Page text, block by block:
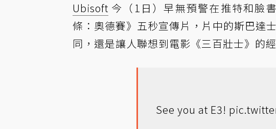
Ubisoft 今（1日）早無預警在推特和臉
條：奧德賽》五秒宣傳片，片中的斯巴達
同，還是讓人聯想到電影《三百壯士》的
See you at E3!